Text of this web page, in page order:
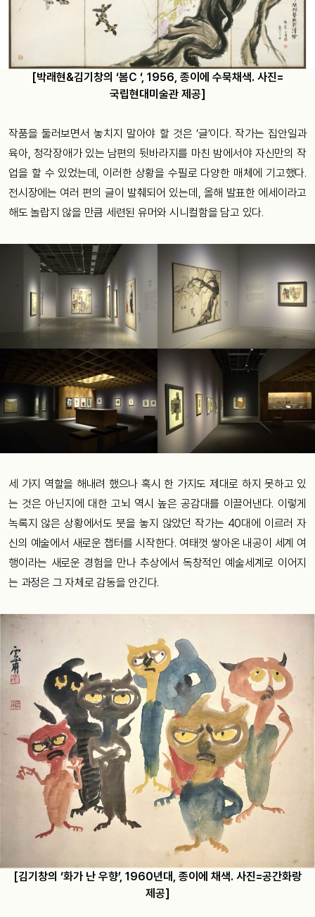
[박래현&김기창의 ‘봄C ‘, 1956, 종이에 수묵채색. 사진=
국립현대미술관 제공]
작품을 둘러보면서 놓치지 말아야 할 것은 ‘글’이다. 작가는 집안일과
육아, 청각장애가 있는 남편의 뒷바라지를 마친 밤에서야 자신만의 작
업을 할 수 있었는데, 이러한 상황을 수필로 다양한 매체에 기고했다.
전시장에는 여러 편의 글이 발췌되어 있는데, 올해 발표한 에세이라고
해도 놀랍지 않을 만큼 세련된 유머와 시니컬함을 담고 있다.
세 가지 역할을 해내려 했으나 혹시 한 가지도 제대로 하지 못하고 있
는 것은 아닌지에 대한 고뇌 역시 높은 공감대를 이끌어낸다. 이렇게
녹록지 않은 상황에서도 붓을 놓지 않았던 작가는 40대에 이르러 자
신의 예술에서 새로운 챕터를 시작한다. 여태껏 쌓아온 내공이 세계 여
행이라는 새로운 경험을 만나 추상에서 독창적인 예술세계로 이어지
는 과정은 그 자체로 감동을 안긴다.
[김기창의 ‘화가 난 우향’, 1960년대, 종이에 채색. 사진=공간화랑
제공]